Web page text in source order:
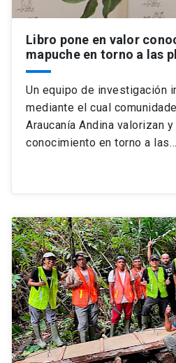
Libro pone en valor
mapuche en torno a las
Un equipo de investigación
mediante el cual
Araucanía Andina valorizan
conocimiento en torno a las…